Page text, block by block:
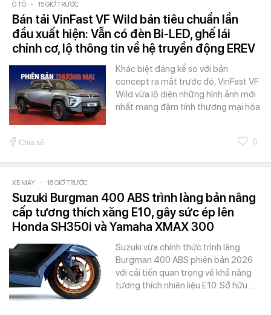
Ô TÔ - 15 GIỜ TRƯỚC
Bán tải VinFast VF Wild bản tiêu chuẩn lần
đầu xuất hiện: Vẫn có đèn Bi-LED, ghế lái
chỉnh cơ, lộ thông tin về hệ truyền động EREV
Khác biệt đáng kể so với bản
concept ra mắt trước đó, VinFast VF
Wild vừa lộ diện những hình ảnh mới
nhất mang đậm tính thương mại hóa.
Chia sẻ 0
XE MÁY - 16 GIỜ TRƯỚC
Suzuki Burgman 400 ABS trình làng bản nâng
cấp tương thích xăng E10, gây sức ép lên
Honda SH350i và Yamaha XMAX 300
Suzuki vừa chính thức trình làng
Burgman 400 ABS phiên bản 2026
với cải tiến quan trọng về khả năng
tương thích nhiên liệu E10. Sở hữu…